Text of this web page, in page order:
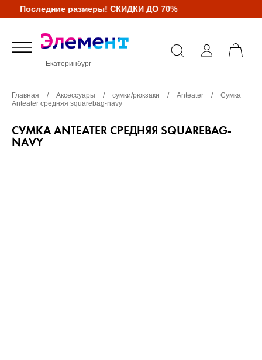
Последние размеры! СКИДКИ ДО 70%
Екатеринбург
Главная / Аксессуары / сумки/рюкзаки / Anteater /
Сумка
Anteater средняя squarebag-navy
СУМКА ANTEATER СРЕДНЯЯ SQUAREBAG-
NAVY